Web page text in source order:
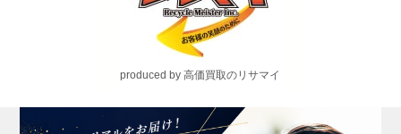
produced by 高価買取のリサマイ